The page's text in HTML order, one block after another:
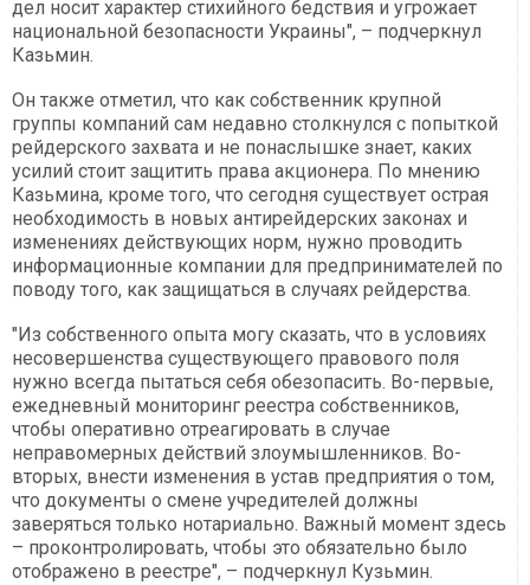
дел носит характер стихийного бедствия и угрожает
национальной безопасности Украины", – подчеркнул
Казьмин.
Он также отметил, что как собственник крупной
группы компаний сам недавно столкнулся с попыткой
рейдерского захвата и не понаслышке знает, каких
усилий стоит защитить права акционера. По мнению
Казьмина, кроме того, что сегодня существует острая
необходимость в новых антирейдерских законах и
изменениях действующих норм, нужно проводить
информационные компании для предпринимателей по
поводу того, как защищаться в случаях рейдерства.
"Из собственного опыта могу сказать, что в условиях
несовершенства существующего правового поля
нужно всегда пытаться себя обезопасить. Во-первые,
ежедневный мониторинг реестра собственников,
чтобы оперативно отреагировать в случае
неправомерных действий злоумышленников. Во-
вторых, внести изменения в устав предприятия о том,
что документы о смене учредителей должны
заверяться только нотариально. Важный момент здесь
– проконтролировать, чтобы это обязательно было
отображено в реестре", – подчеркнул Кузьмин.